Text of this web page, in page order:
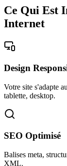
Ce Qui Est
Internet
Design
Votre site s'adapte
tablette, desktop.
SEO Optimisé
Balises meta,
XML.